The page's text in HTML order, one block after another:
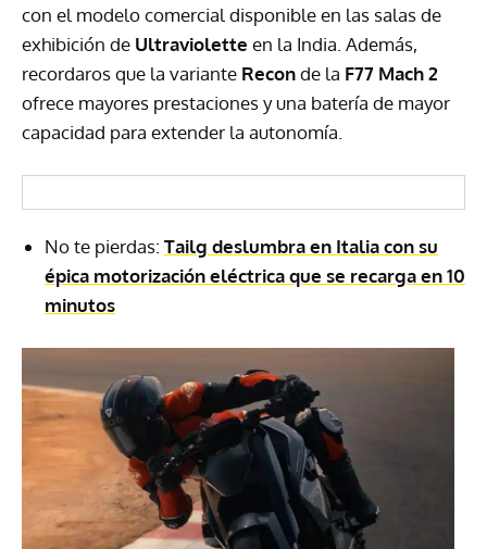
con el modelo comercial disponible en las salas de
exhibición de Ultraviolette en la India. Además,
recordaros que la variante Reconde la F77 Mach 2
ofrece mayores prestaciones y una batería de mayor
capacidad para extender la autonomía.
No te pierdas: Tailg deslumbra en Italia con su
épica motorización eléctrica que se recarga en 10
minutos